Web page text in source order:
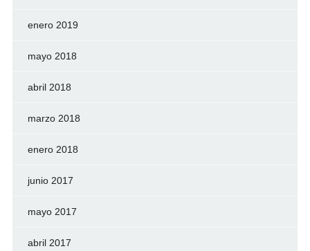
enero 2019
mayo 2018
abril 2018
marzo 2018
enero 2018
junio 2017
mayo 2017
abril 2017